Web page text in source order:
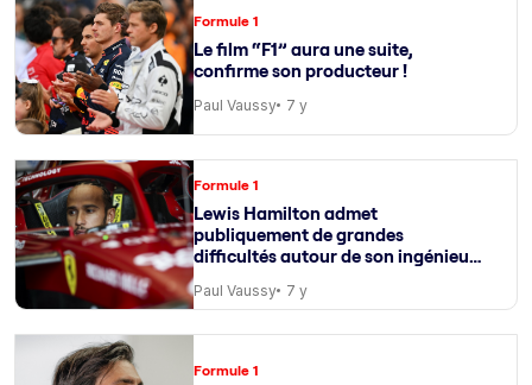
Formule 1
Le film “F1” aura une suite,
confirme son producteur !
Paul Vaussy 7 y
Formule 1
Lewis Hamilton admet
publiquement de grandes
difficultés autour de son ingénieur
Paul Vaussy 7 y
Formule 1